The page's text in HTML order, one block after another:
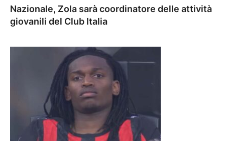
Nazionale, Zola sarà coordinatore delle attività
giovanili del Club Italia